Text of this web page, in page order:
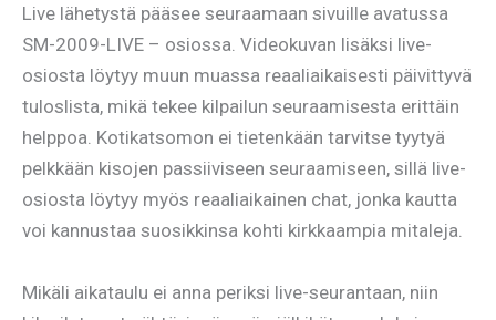
Live lähetystä pääsee seuraamaan sivuille avatussa
SM-2009-LIVE – osiossa. Videokuvan lisäksi live-
osiosta löytyy muun muassa reaaliaikaisesti päivittyvä
tuloslista, mikä tekee kilpailun seuraamisesta erittäin
helppoa. Kotikatsomon ei tietenkään tarvitse tyytyä
pelkkään kisojen passiiviseen seuraamiseen, sillä live-
osiosta löytyy myös reaaliaikainen chat, jonka kautta
voi kannustaa suosikkinsa kohti kirkkaampia mitaleja.
Mikäli aikataulu ei anna periksi live-seurantaan, niin